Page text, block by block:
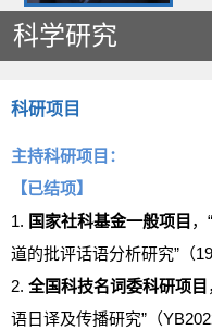
科学研究
科研项目
主持科研项目：
【已结项】
1. 国家社科基金一般项目
道的批评话语分析研究”（
2. 全国科技名词委科研项目
语日译及传播研究”（